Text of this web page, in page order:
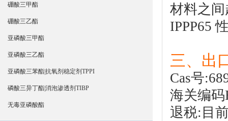
硼酸三甲酯
硼酸三乙酯
亚磷酸三甲酯
亚磷酸三乙酯
亚磷酸三苯酯|抗氧剂稳定剂TPPI
磷酸三异丁酯|消泡渗透剂TIBP
无毒亚磷酸酯
材料之
IPPP65
三、出
Cas号
海关编码
退税:目